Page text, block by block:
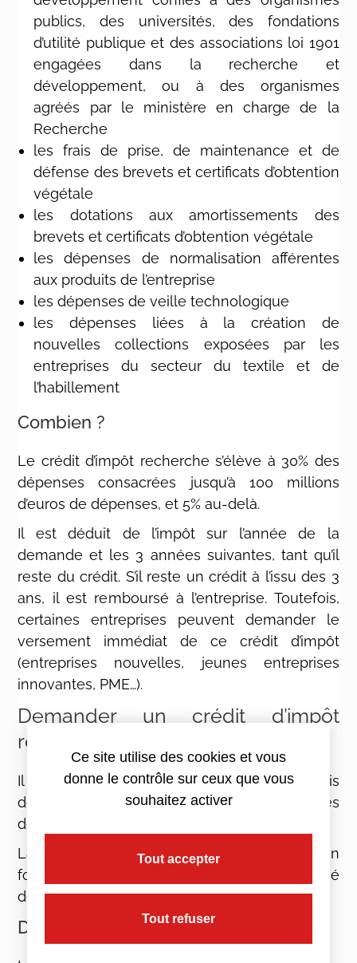
publics, des universités, des fondations
d’utilité publique et des associations loi 1901
engagées dans la recherche et
développement, ou à des organismes
agréés par le ministère en charge de la
Recherche
les frais de prise, de maintenance et de
défense des brevets et certificats d’obtention
végétale
les dotations aux amortissements des
brevets et certificats d’obtention végétale
les dépenses de normalisation afférentes
aux produits de l’entreprise
les dépenses de veille technologique
les dépenses liées à la création de
nouvelles collections exposées par les
entreprises du secteur du textile et de
l’habillement
Combien ?
Le crédit d’impôt recherche s’élève à 30% des
dépenses consacrées jusqu’à 100 millions
d’euros de dépenses, et 5% au-delà.
Il est déduit de l’impôt sur l’année de la
demande et les 3 années suivantes, tant qu’il
reste du crédit. S’il reste un crédit à l’issu des 3
ans, il est remboursé à l’entreprise. Toutefois,
certaines entreprises peuvent demander le
versement immédiat de ce crédit d’impôt
(entreprises nouvelles, jeunes entreprises
innovantes, PME…).
Demander un crédit d’impôt
recherche
Il est recommandé de demander d’abord l’avis
de l’administration fiscale sur l’éligibilité des
dépenses par le biais d’un rescrit.
La demande de crédit d’impôt se fait sur un
formulaire 11081*19 à envoyer avec le relevé
de solde d’IS ou la déclaration annuelle d’IR.
Dossier justificatif en cas de contrôle
Ce site utilise des cookies et vous
donne le contrôle sur ceux que vous
souhaitez activer
Tout accepter
Tout refuser